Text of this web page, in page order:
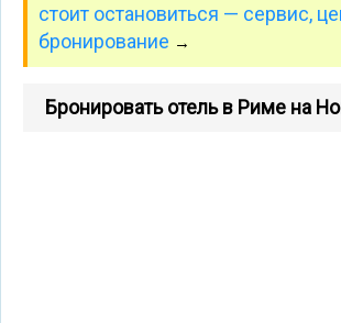
стоит остановиться — сервис,
бронирование →
Бронировать отель в Риме на